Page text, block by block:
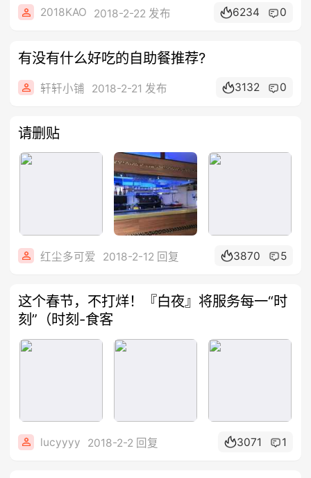
2018KAO 2018-2-22 发布 6234 0
有没有什么好吃的自助餐推荐?
轩轩小铺 2018-2-21 发布 3132 0
请删贴
红尘多可爱 2018-2-12 回复 3870 5
这个春节，不打烊！『白夜』将服务每一“时
刻”（时刻-食客
lucyyyy 2018-2-2 回复 3071 1